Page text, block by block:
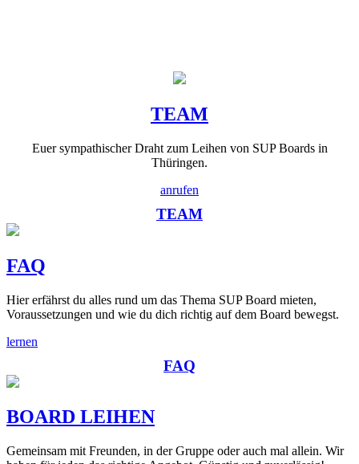
TEAM
Euer sympathischer Draht zum Leihen von SUP Boards in
Thüringen.
anrufen
TEAM
FAQ
Hier erfährst du alles rund um das Thema SUP Board mieten,
Voraussetzungen und wie du dich richtig auf dem Board bewegst.
lernen
FAQ
BOARD LEIHEN
Gemeinsam mit Freunden, in der Gruppe oder auch mal allein. Wir